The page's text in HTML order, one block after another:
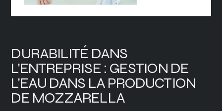
DURABILITÉ DANS
L'ENTREPRISE : GESTION DE
L'EAU DANS LA PRODUCTION
DE MOZZARELLA